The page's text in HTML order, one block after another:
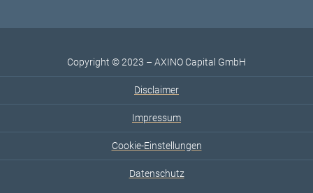
Copyright © 2023 – AXINO Capital GmbH
Disclaimer
Impressum
Cookie-Einstellungen
Datenschutz